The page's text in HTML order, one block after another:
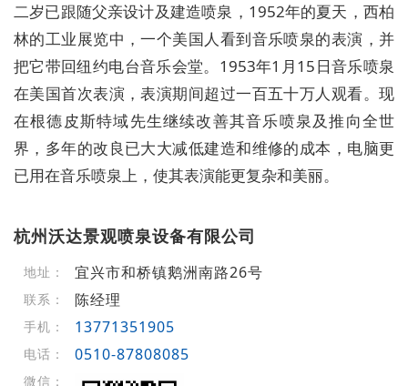
二岁已跟随父亲设计及建造喷泉，1952年的夏天，西柏
林的工业展览中，一个美国人看到音乐喷泉的表演，并
把它带回纽约电台音乐会堂。1953年1月15日音乐喷泉
在美国首次表演，表演期间超过一百五十万人观看。现
在根德皮斯特域先生继续改善其音乐喷泉及推向全世
界，多年的改良已大大减低建造和维修的成本，电脑更
已用在音乐喷泉上，使其表演能更复杂和美丽。
杭州沃达景观喷泉设备有限公司
地址： 宜兴市和桥镇鹅洲南路26号
联系： 陈经理
手机： 13771351905
电话： 0510-87808085
微信：